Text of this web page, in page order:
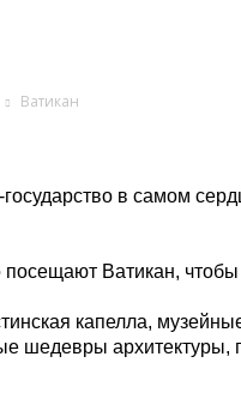
Ватикан
государство в самом
Ватикан, чтобы
капелла,
шедевры архитектуры,